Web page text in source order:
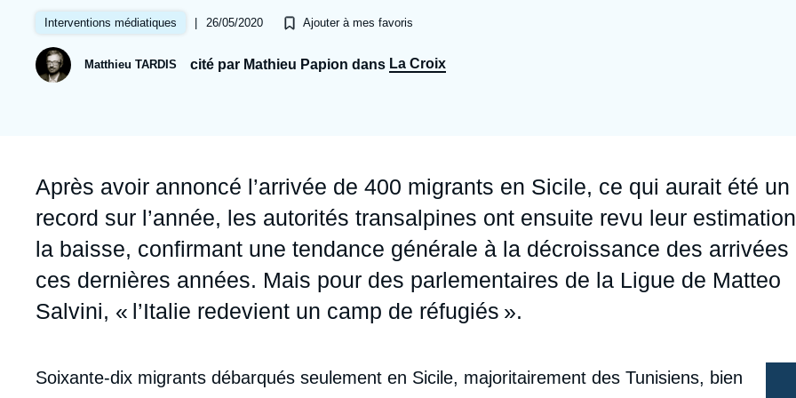
Partenariats et réseaux
Nous soutenir en tant que professionnel
Ramses
Politique étrangère
Intelligence artificielle
Guerre en Ukraine
Europe
Russie - Eurasie
Interventions médiatiques | 26/05/2020 Ajouter à mes favoris
Matthieu TARDIS cité par Mathieu Papion dans La Croix
Accroche
Après avoir annoncé l’arrivée de 400 migrants en Sicile, ce qui aurait été un
record sur l’année, les autorités transalpines ont ensuite revu leur
la baisse, confirmant une tendance générale à la décroissance des arrivées
ces dernières années. Mais pour des parlementaires de la Ligue de Matteo
Salvini, « l’Italie redevient un camp de réfugiés ».
Contenu
Soixante-dix migrants débarqués seulement en Sicile, majoritairement des Tunisiens, bien